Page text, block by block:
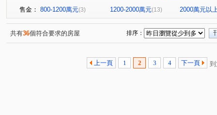
豐邑椰城(1) 喬立圓容 (3) 達麗 J12(1) 惠宇人本新觀(1)
文心南五路一段(1) 公益路(1) 三民西路(1) 大忠南街(5)
大墩二街(1) 福科路(1) 東成街(1)
西
文心南路(1) 朝馬路(1) 軍福七路(1) 精誠路(1)
大聖
弘孝路 (1)
售金： 800-1200萬元(3) 1200-2000萬元(13) 2000萬元以
共有36個符合要求的房屋 排序：
上一頁 1 2 3 4 下一頁